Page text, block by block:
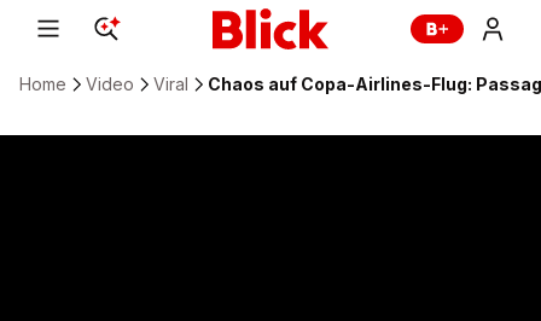
Home Video Viral Chaos auf Copa-Airlines-Flug: